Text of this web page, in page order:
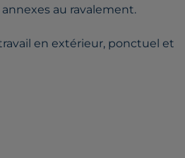
au ravalement.
en extérieur, ponctuel et